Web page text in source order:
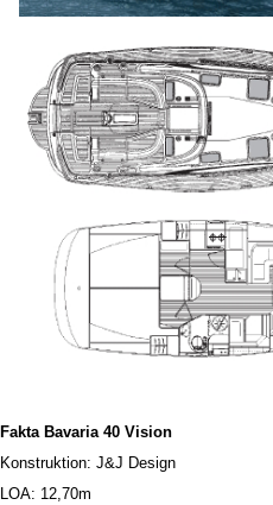
Fakta Bavaria 40 Vision
Konstruktion: J&J Design
LOA: 12,70m